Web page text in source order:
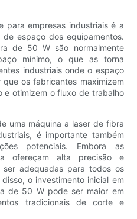
para empresas industriais é a
espaço dos equipamentos.
de 50 W são normalmente
mínimo, o que as torna
industriais onde o espaço
os fabricantes maximizem
e otimizem o fluxo de trabalho
uma máquina a laser de fibra
é importante também
potenciais. Embora as
ofereçam alta precisão e
adequadas para todos os
o investimento inicial em
de 50 W pode ser maior em
tradicionais de corte e